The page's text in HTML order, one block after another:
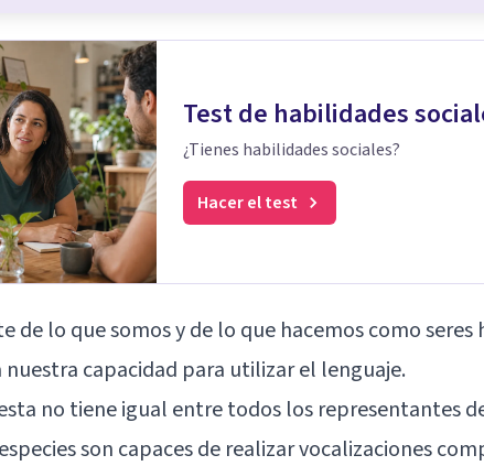
Test de habilidades
¿Tienes habilidades sociales?
Hacer el test
de lo que somos y de lo que hacemos como seres
nuestra capacidad para utilizar el lenguaje.
no tiene igual entre todos los representantes
son capaces de realizar vocalizaciones